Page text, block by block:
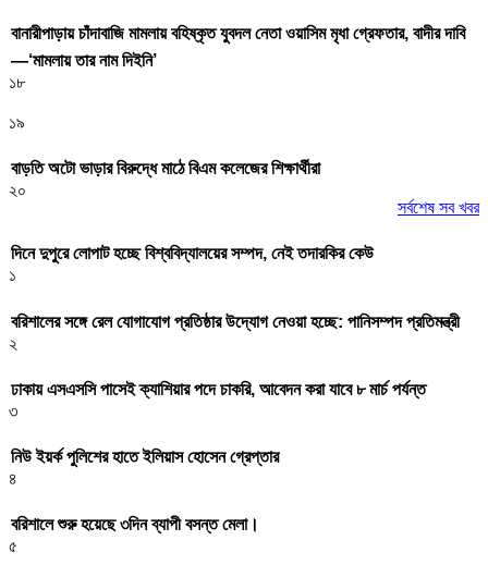
বানারীপাড়ায় চাঁদাবাজি মামলায় বহিষ্কৃত যুবদল নেতা ওয়াসিম মৃধা গ্রেফতার, বাদীর দাবি
—‘মামলায় তার নাম দিইনি’
১৮
১৯
বাড়তি অটো ভাড়ার বিরুদ্ধে মাঠে বিএম কলেজের শিক্ষার্থীরা
২০
সর্বশেষ সব খবর
দিনে দুপুরে লোপাট হচ্ছে বিশ্ববিদ্যালয়ের সম্পদ, নেই তদারকির কেউ
১
বরিশালের সঙ্গে রেল যোগাযোগ প্রতিষ্ঠার উদ্যোগ নেওয়া হচ্ছে: পানিসম্পদ প্রতিমন্ত্রী
২
ঢাকায় এসএসসি পাসেই ক্যাশিয়ার পদে চাকরি, আবেদন করা যাবে ৮ মার্চ পর্যন্ত
৩
নিউ ইয়র্ক পুলিশের হাতে ইলিয়াস হোসেন গ্রেপ্তার
৪
বরিশালে শুরু হয়েছে ৩দিন ব্যাপী বসন্ত মেলা।
৫